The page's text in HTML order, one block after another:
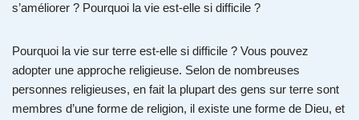
s’améliorer ? Pourquoi la vie est-elle si difficile ?
Pourquoi la vie sur terre est-elle si difficile ? Vous pouvez
adopter une approche religieuse. Selon de nombreuses
personnes religieuses, en fait la plupart des gens sur terre sont
membres d’une forme de religion, il existe une forme de Dieu, et